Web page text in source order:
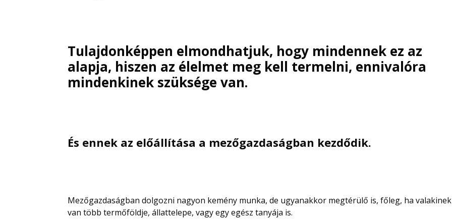
Tulajdonképpen elmondhatjuk, hogy mindennek ez az
alapja, hiszen az élelmet meg kell termelni, ennivalóra
mindenkinek szüksége van.
És ennek az előállítása a mezőgazdaságban kezdődik.
Mezőgazdaságban dolgozni nagyon kemény munka, de ugyanakkor megtérülő is, főleg, ha valakinek
van több termőföldje, állattelepe, vagy egy egész tanyája is.